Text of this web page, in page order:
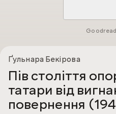
Ґульнара Бекірова
Пів століття
татари від
повернення